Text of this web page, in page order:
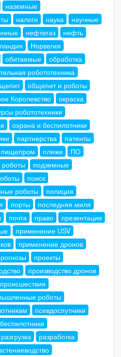
наземные
налоги наука
научные
нефтегаз
нефть
Норвегия
обитаемые
обработка
робототехника
общепит и роботы
Королевство
окраска
робототехники
охрана и беспилотники
партнерства
патенты
пищепром пляжи
ПО
подземные
поиск
роботы
полиция
порты
последняя миля
почта право
презентации
применение USV
применение дронов
проекты
производство дронов
происшествия
роботы
псевдоспутники
разгрузка
разработка